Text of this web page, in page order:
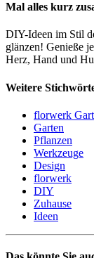
Mal alles kurz
DIY-Ideen im Stil
glänzen! Genieße
Herz, Hand und
Weitere
florwerk
Garten
Pflanzen
Werkzeuge
Design
florwerk
DIY
Zuhause
Ideen